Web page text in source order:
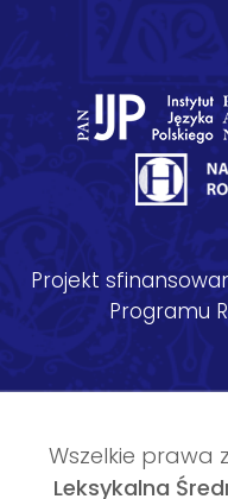
Projekt
Programu
Wszelkie prawa
Leksykalna